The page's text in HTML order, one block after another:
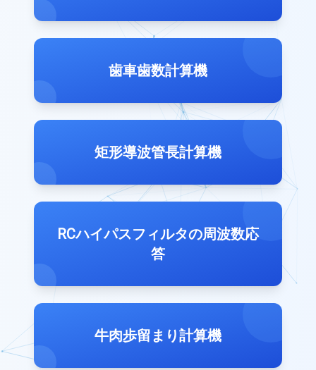
歯車歯数計算機
矩形導波管長計算機
RCハイパスフィルタの周波数応
答
牛肉歩留まり計算機